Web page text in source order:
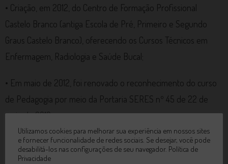
• Criação, em 2012, do Centro de Formação Profissional
Castelo Branco (antiga Escola de Pré, Primeiro e Segundo
Graus Castelo Branco), oferecendo os Cursos Técnicos em
Enfermagem, Radiologia e Saúde Bucal;
• Em maio de 2012, foi renovado o reconhecimento do curso
de Pedagogia por meio da Portaria SERES nº 45 de 22 de
maio de 2012;
• Em junho de 2012, o CST em Marketing, avaliado “in loco”,
recebeu nota 5,0 no Processo de Reconhecimento;
Utilizamos cookies para melhorar sua experiência em nossos sites
e fornecer funcionalidade de redes sociais. Se desejar, você pode
desabilitá-los nas configurações de seu navegador. Política de
Privacidade